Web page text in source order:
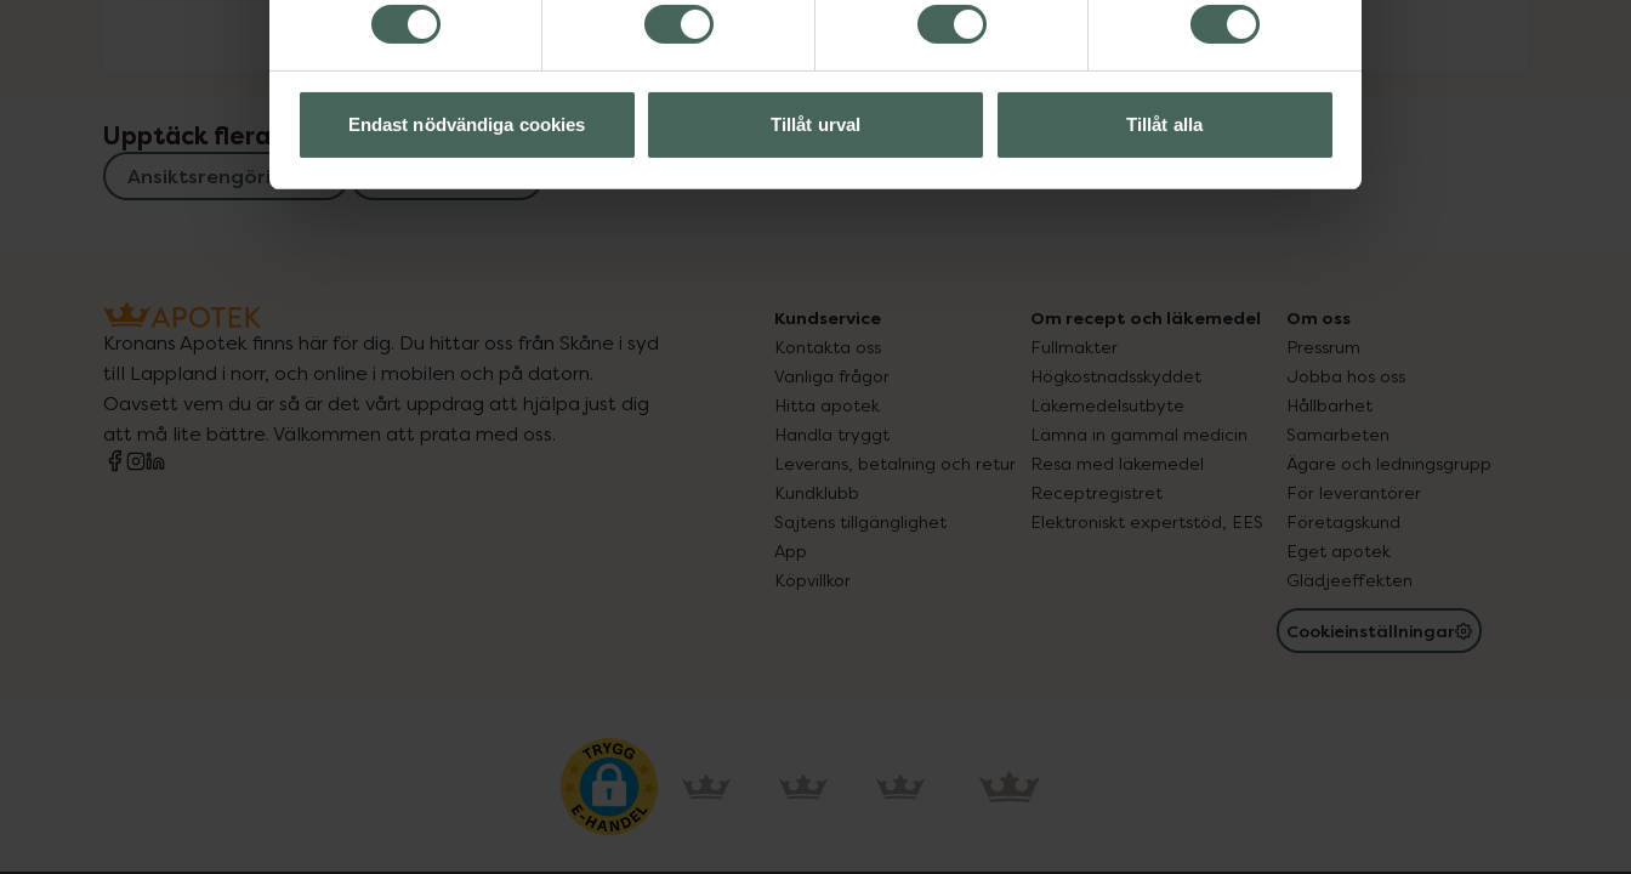
Endast nödvändiga cookies Tillåt urval Tillåt alla
Upptäck flera produkter inom
Ansiktsrengöring
Kronans Apotek finns här för dig. Du hittar oss från Skåne i syd
till Lappland i norr, och online i mobilen och på datorn.
Oavsett vem du är så är det vårt uppdrag att hjälpa just dig
att må lite bättre. Välkommen att prata med oss.
Kundservice
Kontakta oss
Vanliga frågor
Hitta apotek
Handla tryggt
Leverans, betalning och retur
Kundklubb
Sajtens tillgänglighet
App
Köpvillkor
Om recept och läkemedel
Fullmakter
Högkostnadsskyddet
Läkemedelsutbyte
Lämna in gammal medicin
Resa med läkemedel
Receptregistret
Elektroniskt expertstöd, EES
Om oss
Pressrum
Jobba hos oss
Hållbarhet
Samarbeten
Ägare och ledningsgrupp
För leverantörer
Företagskund
Eget apotek
Glädjeeffekten
Cookieinställningar